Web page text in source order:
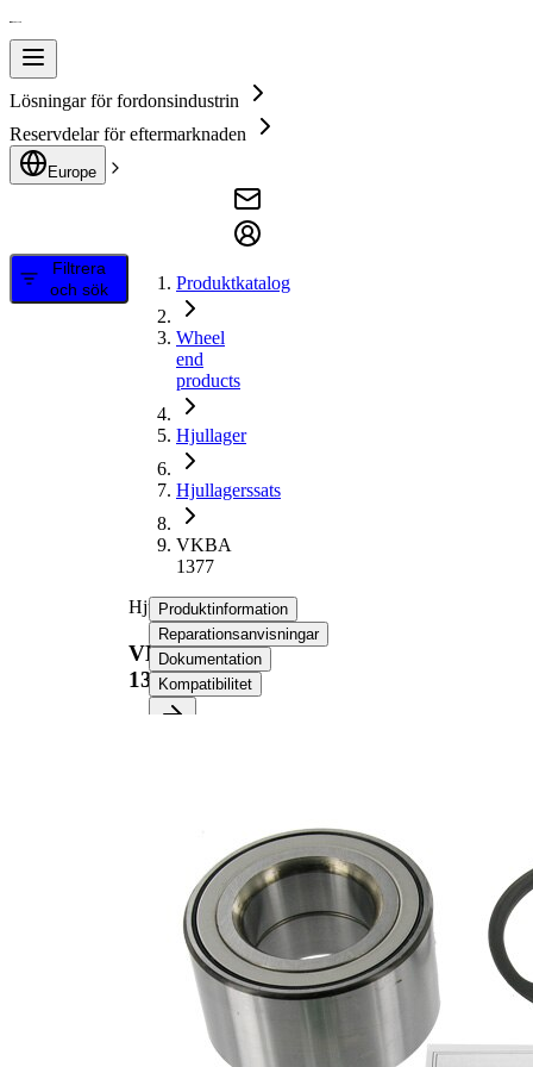
Lösningar för fordonsindustrin
Reservdelar för eftermarknaden
Europe
Filtrera
och sök
Produktkatalog
Wheel
end
products
Hjullager
Hjullagerssats
VKBA
1377
Hjullagerssats
VKBA
1377
Produktinformation
Reparationsanvisningar
Dokumentation
Kompatibilitet
Innerdiameter
38
mm
Ytterdiameter
72
mm
Produktlista
Artikelnamn Artikelnummer Antal
Säkringsring
SKF00853
1
SKF02052
SKF04480